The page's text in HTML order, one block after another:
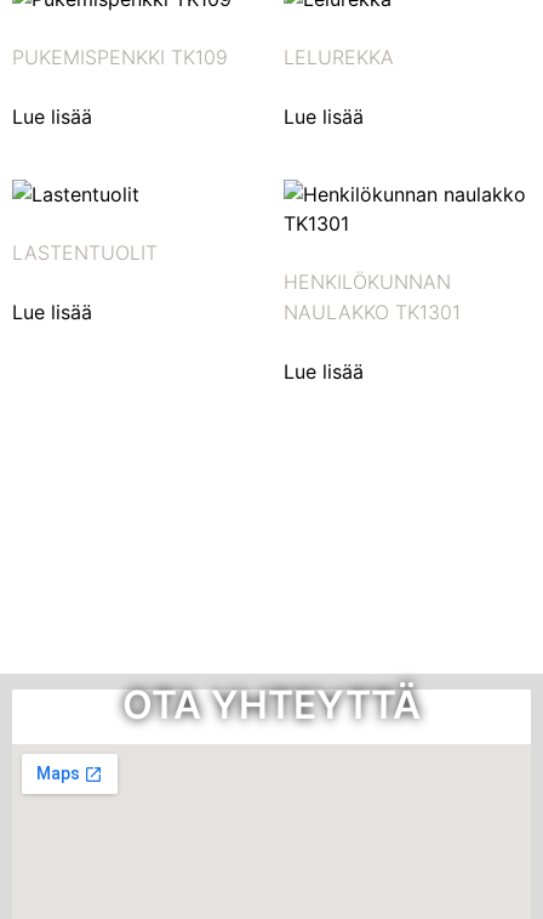
PUKEMISPENKKI TK109
Lue lisää
LELUREKKA
Lue lisää
LASTENTUOLIT
Lue lisää
HENKILÖKUNNAN
NAULAKKO TK1301
Lue lisää
OTA YHTEYTTÄ